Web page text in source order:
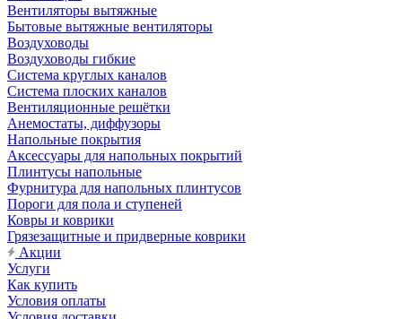
Вентиляторы вытяжные
Бытовые вытяжные вентиляторы
Воздуховоды
Воздуховоды гибкие
Система круглых каналов
Система плоских каналов
Вентиляционные решётки
Анемостаты, диффузоры
Напольные покрытия
Аксессуары для напольных покрытий
Плинтусы напольные
Фурнитура для напольных плинтусов
Пороги для пола и ступеней
Ковры и коврики
Грязезащитные и придверные коврики
Акции
Услуги
Как купить
Условия оплаты